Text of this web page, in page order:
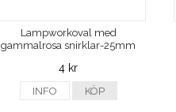
Lampworkoval med
gammalrosa snirklar-25mm
4 kr
INFO KÖP